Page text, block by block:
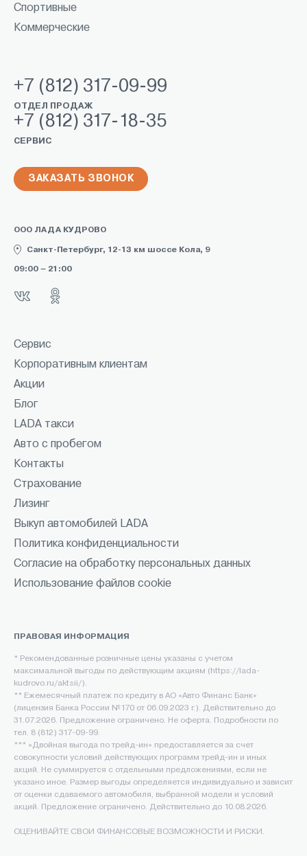
Спортивные
Коммерческие
+7 (812) 317-09-99
ОТДЕЛ ПРОДАЖ
+7 (812) 317-18-35
СЕРВИС
ЗАКАЗАТЬ ЗВОНОК
ООО ЛАДА КУДРОВО
Санкт-Петербург, 12-13 км шоссе Кола, 9
09:00 – 21:00
Сервис
Корпоративным клиентам
Акции
Блог
LADA такси
Авто с пробегом
Контакты
Страхование
Лизинг
Выкуп автомобилей LADA
Политика конфиденциальности
Согласие на обработку персональных данных
Использование файлов cookie
ПРАВОВАЯ ИНФОРМАЦИЯ
* Рекомендованные розничные цены указаны с учетом
максимальной выгоды по действующим акциям (https://lada-
kudrovo.ru/aktsii/).
** Ежемесячный платеж по кредиту в АО «Авто Финанс Банк»
(лицензия Банка России №170 от 06.09.2023 г.). Действительно до
31.07.2026. Предложение ограничено. Не оферта. Подробности по
тел. 8 (812) 317-09-99.
*** «Двойная выгода по трейд-ин» предоставляется за счет
совокупности условий действующих программ трейд-ин и иных
акций. Не суммируется с отдельными предложениями, если не
указано иное. Размер выгоды определяется индивидуально и зависит
от оценки сдаваемого автомобиля, выбранной модели и условий
акций. Предложение ограничено. Действительно до 10.08.2026.
ОЦЕНИВАЙТЕ СВОИ ФИНАНСОВЫЕ ВОЗМОЖНОСТИ И РИСКИ.